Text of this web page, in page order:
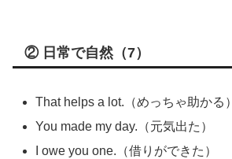
② 日常で自然（7）
That helps a lot.（めっちゃ助かる）
You made my day.（元気出た）
I owe you one.（借りができた）